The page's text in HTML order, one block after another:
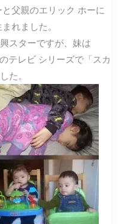
父親のエリック ホーに
れました。
スターですが、妹は
テレビ シリーズで「スカ
た。